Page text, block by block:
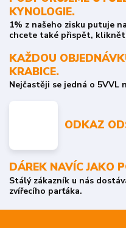
KYNOLOGIE.
1% z našeho zisku putuje
chcete také přispět,
KAŽDOU
KRABICE.
Nejčastěji se jedná o 5VVL
ODKAZ
DÁREK NAVÍC JAKO
Stálý zákazník u nás
zvířecího parťáka.